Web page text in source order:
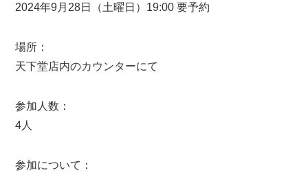
2024年9月28日（土曜日）19:00 要予約
場所：
天下堂店内のカウンターにて
参加人数：
4人
参加について：